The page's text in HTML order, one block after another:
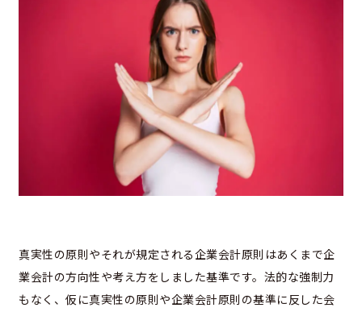
真実性の原則やそれが規定される企業会計原則はあくまで企
業会計の方向性や考え方をしました基準です。法的な強制力
もなく、仮に真実性の原則や企業会計原則の基準に反した会